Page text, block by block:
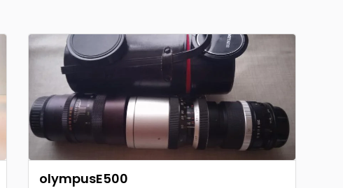
olympusE500